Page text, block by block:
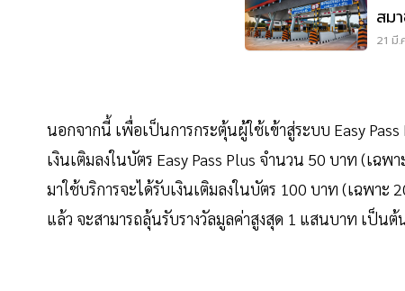
สม
21 มี
นอกจากนี้ เพื่อเป็นการกระตุ้นผู้ใช้เข้าสู่ระบบ Easy
เงินเติมลงในบัตร Easy Pass Plus จำนวน 50 บาท (เฉ
มาใช้บริการจะได้รับเงินเติมลงในบัตร 100 บาท (เฉพา
แล้ว จะสามารถลุ้นรับรางวัลมูลค่าสูงสุด 1 แสนบาท เป็นต้